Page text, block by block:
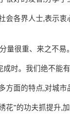
会各界人士,表示衷
量很重、来之不易
成时。我们绝不能
方面的特点,对城市
花”的功夫抓提升,